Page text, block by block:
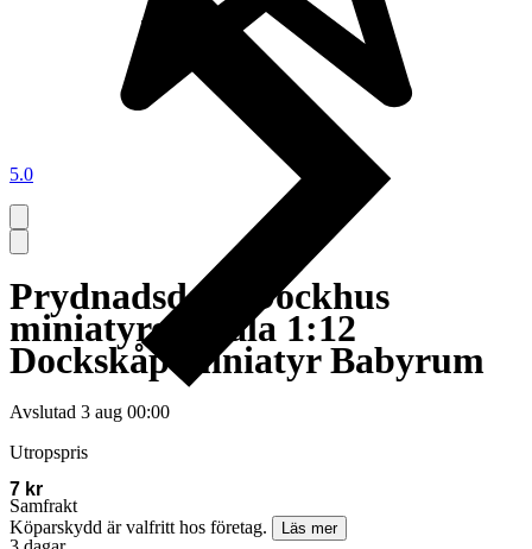
5.0
Prydnadsdam Dockhus
miniatyrer skala 1:12
Dockskåp miniatyr Babyrum
Avslutad 3 aug 00:00
Utropspris
7 kr
Köparskydd är valfritt hos företag.
Läs mer
Samfrakt